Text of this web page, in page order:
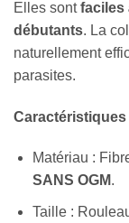
Elles sontfaciles
débutants. La
naturellement
parasites.
Matériau :
SANS OGM.
Taille :